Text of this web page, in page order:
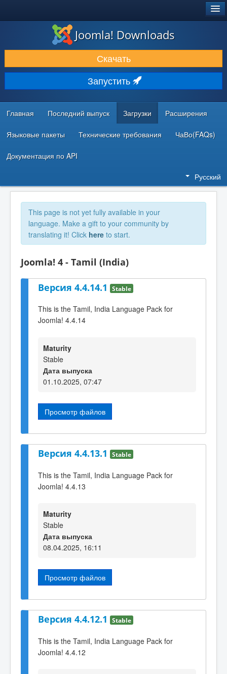
ЗАГРУЗКИ И РАСШИРЕНИЯ
ДОКУМЕНТАЦИЯ И ОБУЧЕНИЕ
СООБЩЕСТВО И ПОДДЕРЖКА
РЕСУРСЫ ДЛЯ РАЗРАБОТЧИКОВ
Joomla! Downloads
Скачать
Запустить
Главная Последний выпуск Загрузки Расширения
Языковые пакеты Технические требования ЧаВо(FAQs)
Документация по API
Русский
This page is not yet fully available in your
language. Make a gift to your community by
translating it! Click here to start.
Joomla! 4 - Tamil (India)
Версия 4.4.14.1 Stable
This is the Tamil, India Language Pack for
Joomla! 4.4.14
Maturity
Stable
Дата выпуска
01.10.2025, 07:47
Просмотр файлов
Версия 4.4.13.1 Stable
This is the Tamil, India Language Pack for
Joomla! 4.4.13
Maturity
Stable
Дата выпуска
08.04.2025, 16:11
Просмотр файлов
Версия 4.4.12.1 Stable
This is the Tamil, India Language Pack for
Joomla! 4.4.12